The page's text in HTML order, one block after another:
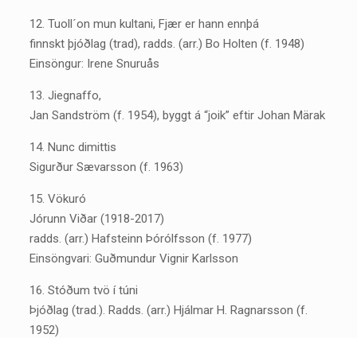
12. Tuoll´on mun kultani, Fjær er hann ennþá
finnskt þjóðlag (trad), radds. (arr.) Bo Holten (f. 1948)
Einsöngur: Irene Snuruås
13. Jiegnaffo,
Jan Sandström (f. 1954), byggt á “joik” eftir Johan Märak
14. Nunc dimittis
Sigurður Sævarsson (f. 1963)
15. Vökuró
Jórunn Viðar (1918-2017)
radds. (arr.) Hafsteinn Þórólfsson (f. 1977)
Einsöngvari: Guðmundur Vignir Karlsson
16. Stóðum tvö í túni
Þjóðlag (trad.). Radds. (arr.) Hjálmar H. Ragnarsson (f.
1952)